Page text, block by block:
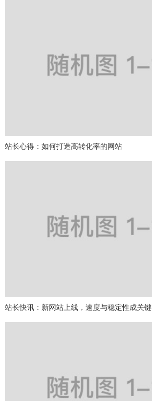
站长心得：如何打造高转化率的网站
站长快讯：新网站上线，速度与稳定性成关键